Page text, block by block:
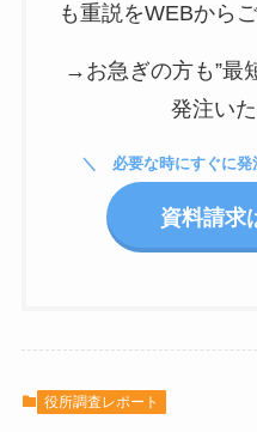
も重説をWEBから
→お急ぎの方も”最
発注い
必要な時にすぐに
資料請求
役所調査レポート